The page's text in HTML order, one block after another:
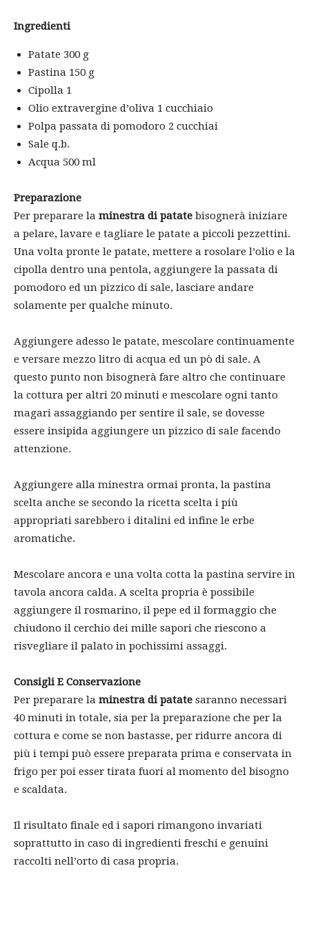
Ingredienti
Patate 300 g
Pastina 150 g
Cipolla 1
Olio extravergine d’oliva 1 cucchiaio
Polpa passata di pomodoro 2 cucchiai
Sale q.b.
Acqua 500 ml
Preparazione
Per preparare la minestra di patate bisognerà iniziare
a pelare, lavare e tagliare le patate a piccoli pezzettini.
Una volta pronte le patate, mettere a rosolare l’olio e la
cipolla dentro una pentola, aggiungere la passata di
pomodoro ed un pizzico di sale, lasciare andare
solamente per qualche minuto.
Aggiungere adesso le patate, mescolare continuamente
e versare mezzo litro di acqua ed un pò di sale. A
questo punto non bisognerà fare altro che continuare
la cottura per altri 20 minuti e mescolare ogni tanto
magari assaggiando per sentire il sale, se dovesse
essere insipida aggiungere un pizzico di sale facendo
attenzione.
Aggiungere alla minestra ormai pronta, la pastina
scelta anche se secondo la ricetta scelta i più
appropriati sarebbero i ditalini ed infine le erbe
aromatiche.
Mescolare ancora e una volta cotta la pastina servire in
tavola ancora calda. A scelta propria è possibile
aggiungere il rosmarino, il pepe ed il formaggio che
chiudono il cerchio dei mille sapori che riescono a
risvegliare il palato in pochissimi assaggi.
Consigli E Conservazione
Per preparare la minestra di patate saranno necessari
40 minuti in totale, sia per la preparazione che per la
cottura e come se non bastasse, per ridurre ancora di
più i tempi può essere preparata prima e conservata in
frigo per poi esser tirata fuori al momento del bisogno
e scaldata.
Il risultato finale ed i sapori rimangono invariati
soprattutto in caso di ingredienti freschi e genuini
raccolti nell’orto di casa propria.